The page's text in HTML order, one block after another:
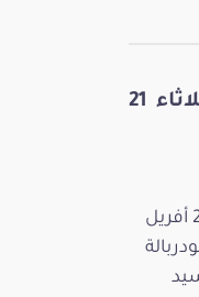
ملخّص الجلسة العامة ليوم الثلاثاء 21
عقد مجلس نوّاب الشعب اليوم الثلاثاء 21 أفريل